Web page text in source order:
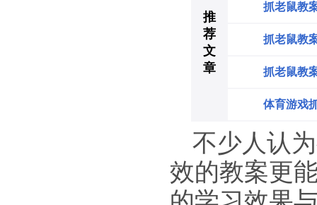
推
荐
文
章
抓老鼠教
抓老鼠教
抓老鼠教
体育游戏
不少人认
效的教案更